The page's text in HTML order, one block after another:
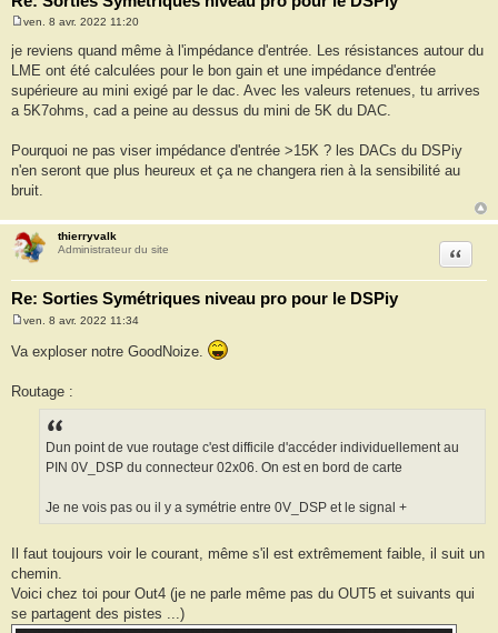
e
s
s
a
g
e
ven. 8 avr. 2022 11:20
je reviens quand même à l'impédance d'entrée. Les résistances autour du
LME ont été calculées pour le bon gain et une impédance d'entrée
supérieure au mini exigé par le dac. Avec les valeurs retenues, tu arrives
a 5K7ohms, cad a peine au dessus du mini de 5K du DAC.
Pourquoi ne pas viser impédance d'entrée >15K ? les DACs du DSPiy
n'en seront que plus heureux et ça ne changera rien à la sensibilité au
bruit.
thierryvalk
Administrateur du site
Re: Sorties Symétriques niveau pro pour le DSPiy
Citation
s
g
ven. 8 avr. 2022 11:34
Va exploser notre GoodNoize.
Routage :
Dun point de vue routage c'est difficile d'accéder individuellement au
PIN 0V_DSP du connecteur 02x06. On est en bord de carte
Je ne vois pas ou il y a symétrie entre 0V_DSP et le signal +
Il faut toujours voir le courant, même s'il est extrêmement faible, il suit un
chemin.
Voici chez toi pour Out4 (je ne parle même pas du OUT5 et suivants qui
se partagent des pistes ...)